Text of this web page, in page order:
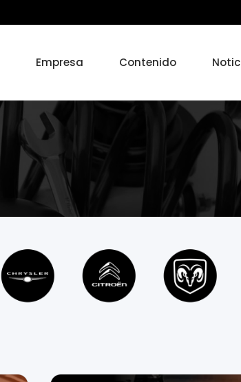
Empresa Contenido